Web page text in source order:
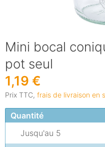
Mini bocal
pot seul
1,19 €
Prix TTC, frais de livraison en
Quantité
Jusqu'au 5